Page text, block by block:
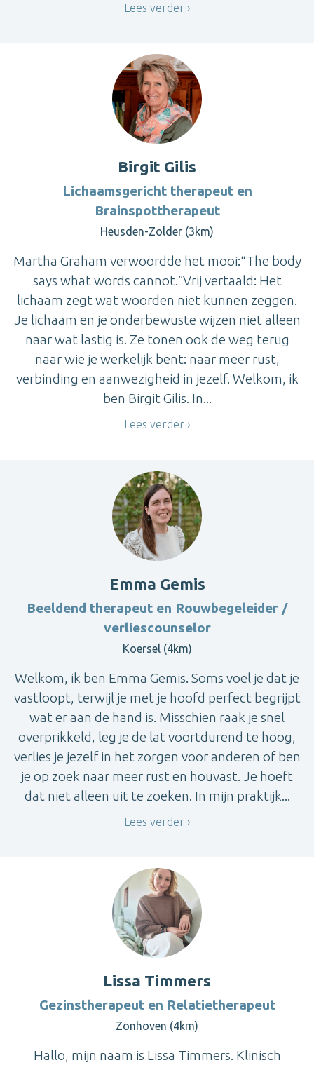
Lees verder
Birgit Gilis
Lichaamsgericht therapeut en
Brainspottherapeut
Heusden-Zolder (3km)
Martha Graham verwoordde het mooi:“The body
says what words cannot.”Vrij vertaald: Het
lichaam zegt wat woorden niet kunnen zeggen.
Je lichaam en je onderbewuste wijzen niet alleen
naar wat lastig is. Ze tonen ook de weg terug
naar wie je werkelijk bent: naar meer rust,
verbinding en aanwezigheid in jezelf. Welkom, ik
ben Birgit Gilis. In...
Lees verder
Emma Gemis
Beeldend therapeut en Rouwbegeleider /
verliescounselor
Koersel (4km)
Welkom, ik ben Emma Gemis. Soms voel je dat je
vastloopt, terwijl je met je hoofd perfect begrijpt
wat er aan de hand is. Misschien raak je snel
overprikkeld, leg je de lat voortdurend te hoog,
verlies je jezelf in het zorgen voor anderen of ben
je op zoek naar meer rust en houvast. Je hoeft
dat niet alleen uit te zoeken. In mijn praktijk...
Lees verder
Lissa Timmers
Gezinstherapeut en Relatietherapeut
Zonhoven (4km)
Hallo, mijn naam is Lissa Timmers. Klinisch